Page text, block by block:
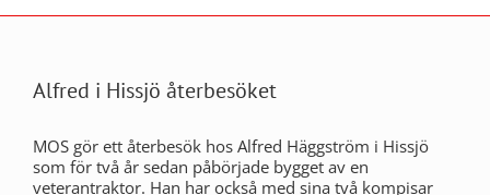
Alfred i Hissjö återbesöket
MOS gör ett återbesök hos Alfred Häggström i Hissjö
som för två år sedan påbörjade bygget av en
veterantraktor. Han har också med sina två kompisar